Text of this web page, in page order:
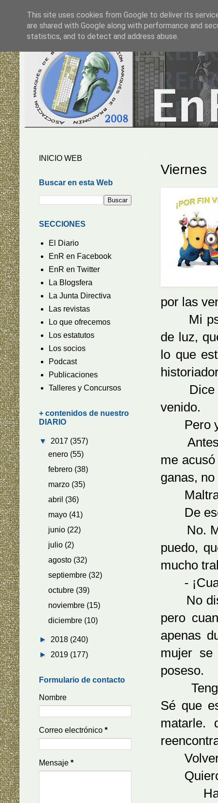
Viernes
por las
Mi
de luz,
lo que
Dice
venido.
Pero yo
Antes
me
ganas,
De eso
No. Mi
puedo,
mucho
-
No
pero
apenas
mujer
poseso.
Tengo
Sé que
matarle.
Volverá
Quiero
Hace
INICIO WEB
Buscar en esta Web
SECCIONES
El Diario
EnR en Facebook
EnR en Twitter
La Blogsfera
La Junta Directiva
Las revistas
Lo que ofrecemos
Los estatutos
Los socios
Podcast
Publicaciones
Talleres y Concursos
+ contenidos de nuestro
DIARIO
▼ 2017 (357)
enero (55)
febrero (38)
marzo (35)
abril (36)
mayo (41)
junio (22)
julio (2)
agosto (32)
septiembre (32)
octubre (39)
noviembre (15)
diciembre (10)
► 2018 (240)
► 2019 (177)
Formulario de contacto
Nombre
Correo electrónico *
Mensaje *
This site uses cookies from Google to deliver its
are shared with Google along with performance and
statistics, and to detect and address abuse.